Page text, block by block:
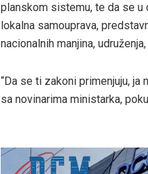
planskom sistemu, te da se u
lokalna samouprava,
nacionalnih manjina,
“Da se ti zakoni primenjuju, ja
sa novinarima ministarka,